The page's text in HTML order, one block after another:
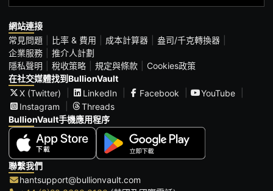
網站連接
常見問題
比率 & 費用 成本計算器
盎司/千克轉換器
企業服務
推介人計劃
隱私聲明
稅收策略 規定與條款
Cookies政策
在社交媒體找到BullionVault
X (Twitter)
LinkedIn Facebook
YouTube
Instagram
Threads
BullionVault手機應用程序
聯繫我們
hantsupport@bullionvault.com